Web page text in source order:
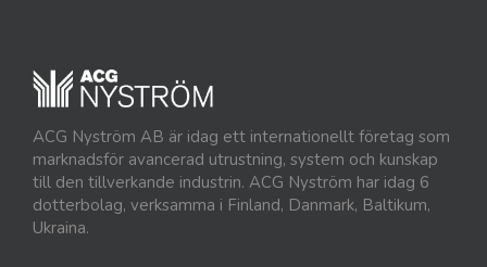
ACG Nyström AB är idag ett internationellt företag som
marknadsför avancerad utrustning, system och kunskap
till den tillverkande industrin. ACG Nyström har idag 6
dotterbolag, verksamma i Finland, Danmark, Baltikum,
Ukraina.